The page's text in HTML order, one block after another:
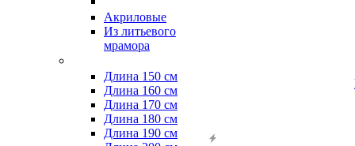
Акриловые
Из литьевого
мрамора
Длина 150 см
Длина 160 см
Длина 170 см
Длина 180 см
Длина 190 см